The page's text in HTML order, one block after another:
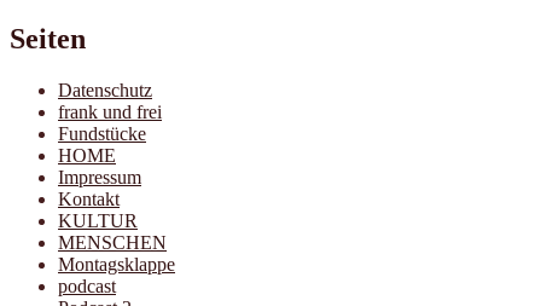
Seiten
Datenschutz
frank und frei
Fundstücke
HOME
Impressum
Kontakt
KULTUR
MENSCHEN
Montagsklappe
podcast